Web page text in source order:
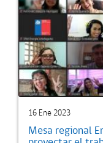
16 Ene 2023
Mesa regional